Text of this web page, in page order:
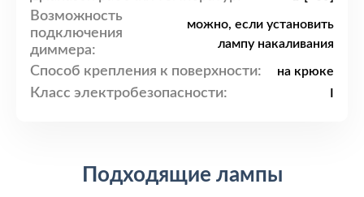
Возможность
подключения
диммера:
можно, если установить
лампу накаливания
Способ крепления к поверхности: на крюке
Класс электробезопасности:
Подходящие лампы